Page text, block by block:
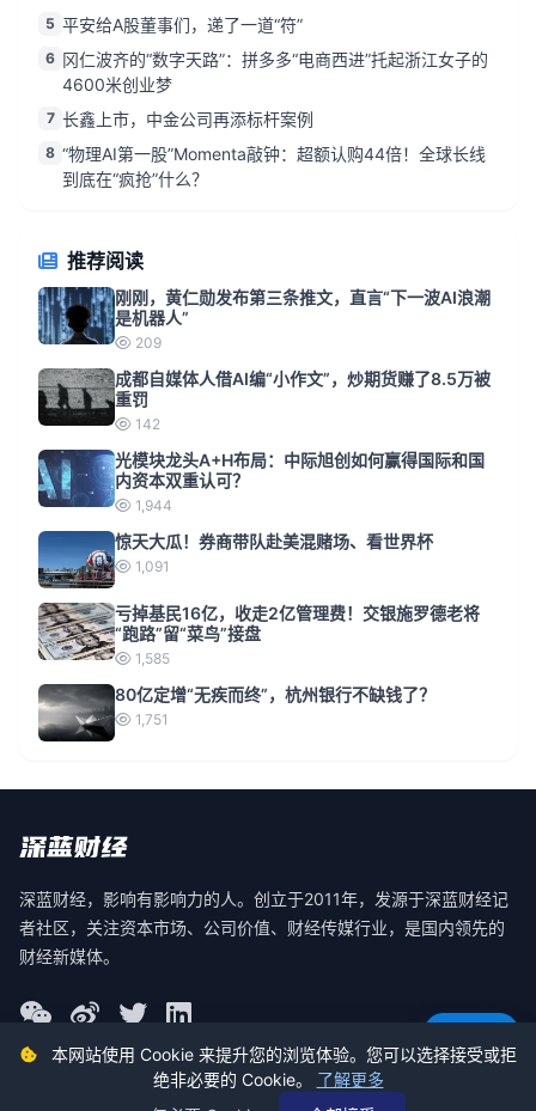
5 平安给A股董事们，递了一道“符”
6 冈仁波齐的“数字天路”：拼多多“电商西进”托起浙江女子的
4600米创业梦
7 长鑫上市，中金公司再添标杆案例
8 “物理AI第一股”Momenta敲钟：超额认购44倍！全球长线
到底在“疯抢”什么？
推荐阅读
刚刚，黄仁勋发布第三条推文，直言“下一波AI浪潮
是机器人”
209
成都自媒体人借AI编“小作文”，炒期货赚了8.5万被
重罚
142
光模块龙头A+H布局：中际旭创如何赢得国际和国
内资本双重认可？
1,944
惊天大瓜！券商带队赴美混赌场、看世界杯
1,091
亏掉基民16亿，收走2亿管理费！交银施罗德老将
“跑路”留“菜鸟”接盘
1,585
80亿定增“无疾而终”，杭州银行不缺钱了？
1,751
深蓝财经，影响有影响力的人。创立于2011年，发源于深蓝财经记
者社区，关注资本市场、公司价值、财经传媒行业，是国内领先的
财经新媒体。
© 2026 深蓝财经 版权所有
本网站使用 Cookie 来提升您的浏览体验。您可以选择接受或拒
绝非必要的 Cookie。 了解更多